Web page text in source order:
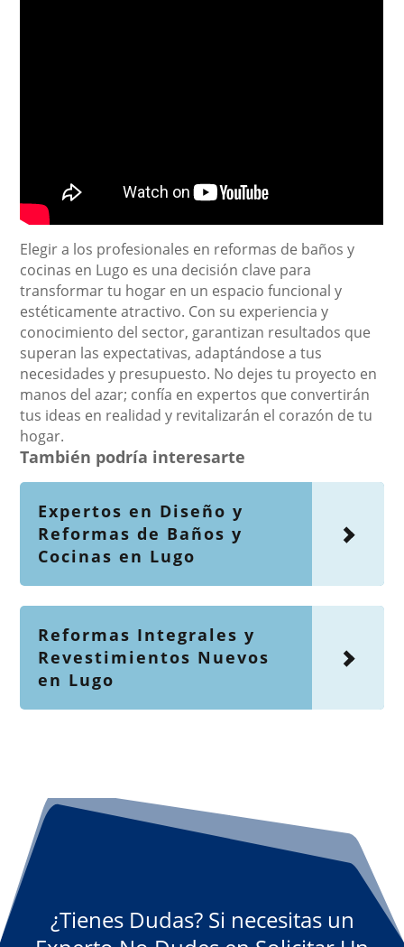
Elegir a los profesionales en reformas de baños y
cocinas en Lugo es una decisión clave para
transformar tu hogar en un espacio funcional y
estéticamente atractivo. Con su experiencia y
conocimiento del sector, garantizan resultados que
superan las expectativas, adaptándose a tus
necesidades y presupuesto. No dejes tu proyecto en
manos del azar; confía en expertos que convertirán
tus ideas en realidad y revitalizarán el corazón de tu
hogar.
También podría interesarte
Expertos en Diseño y
Reformas de Baños y
Cocinas en Lugo
Reformas Integrales y
Revestimientos Nuevos
en Lugo
¿Tienes Dudas? Si necesitas un